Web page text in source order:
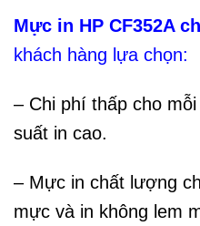
Mực in HP CF352A
khách hàng lựa chọn:
– Chi phí thấp cho
suất in cao.
– Mực in chất lượng
mực và in không lem